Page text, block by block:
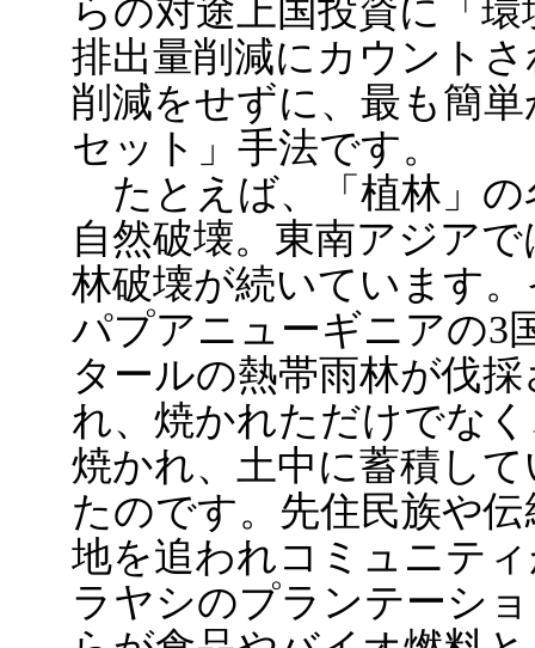
らの対途上国投資に「
排出量削減にカウント
削減をせずに、最も簡
セット」手法です。
たとえば、「植林」の
自然破壊。東南アジア
林破壊が続いています
パプアニューギニアの3
タールの熱帯雨林が伐
れ、焼かれただけでな
焼かれ、土中に蓄積し
たのです。先住民族や
地を追われコミュニテ
ラヤシのプランテーシ